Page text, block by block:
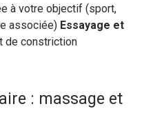
à votre objectif (sport,
associée) Essayage et
de constriction
: massage et